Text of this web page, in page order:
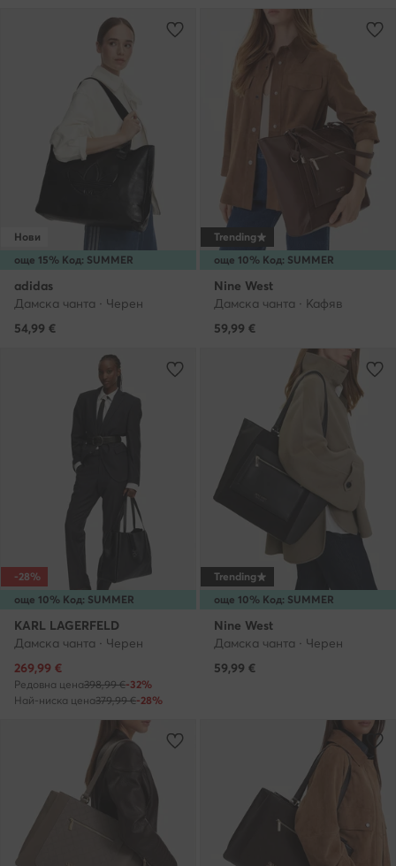
още 15% Код: SUMMER
Нови
adidas
Дамска чанта · Черен
54,99 €
още 10% Код: SUMMER
Trending
Nine West
Дамска чанта · Кафяв
59,99 €
още 10% Код: SUMMER
-28%
KARL LAGERFELD
Дамска чанта · Черен
Актуална цена
269,99 €
Редовна цена398,99 €-32%
Най-ниска цена379,99 €-28%
още 10% Код: SUMMER
Trending
Nine West
Дамска чанта · Черен
59,99 €